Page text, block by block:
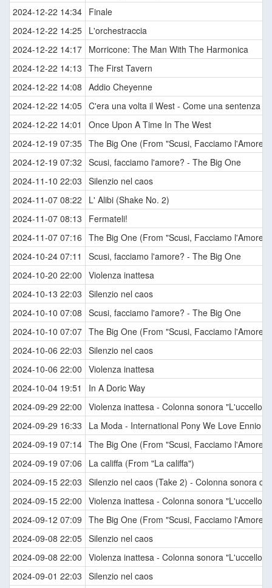
2024-12-22 14:34 Finale
2024-12-22 14:25 L'orchestraccia
2024-12-22 14:17 Morricone: The Man With The Harmonica
2024-12-22 14:13 The First Tavern
2024-12-22 14:08 Addio Cheyenne
2024-12-22 14:05 C'era una volta il West - Come una sentenza
2024-12-22 14:01
Once Upon A Time In The West
2024-12-19 07:35 The Big One (From "Scusi, Facciamo
2024-12-19 07:32 Scusi, facciamo l'amore? - The Big One
2024-11-10 22:03 Silenzio nel caos
2024-11-07 08:22
L' Alibi (Shake No. 2)
2024-11-07 08:13
Fermateli!
2024-11-07 07:16 The Big One (From "Scusi, Facciamo
2024-10-24 07:11
Scusi, facciamo l'amore? - The Big One
2024-10-20 22:00 Violenza inattesa
2024-10-13 22:03 Silenzio nel caos
2024-10-10 07:08 Scusi, facciamo l'amore? - The Big One
2024-10-10 07:07 The Big One (From "Scusi, Facciamo
2024-10-06 22:03 Silenzio nel caos
2024-10-06 22:00 Violenza inattesa
2024-10-04 19:51
In A Doric Way
2024-09-29 22:00 Violenza inattesa - Colonna sonora "L'uccello
2024-09-29 16:33
La Moda - International Pony We Love Ennio
2024-09-19 07:14 The Big One (From "Scusi, Facciamo
2024-09-19 07:06
La califfa (From "La califfa")
2024-09-15 22:03 Silenzio nel caos (Take 2) - Colonna sonora
2024-09-15 22:00 Violenza inattesa - Colonna sonora "L'uccello
2024-09-12 07:09 The Big One (From "Scusi, Facciamo
2024-09-08 22:05 Silenzio nel caos
2024-09-08 22:00 Violenza inattesa - Colonna sonora "L'uccello
2024-09-01 22:03 Silenzio nel caos